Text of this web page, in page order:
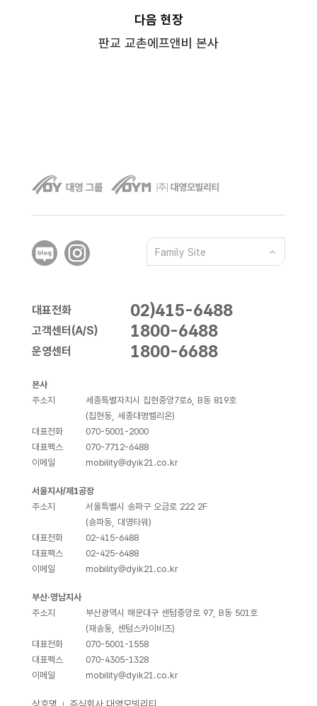
다음 현장
판교 교촌에프앤비 본사
Family Site
대표전화 02)415-6488
고객센터(A/S) 1800-6488
운영센터 1800-6688
본사
주소지
세종특별자치시 집현중앙7로6, B동 819호
(집현동, 세종대명벨리온)
대표전화
070-5001-2000
대표팩스
070-7712-6488
이메일
mobility@dyik21.co.kr
서울지사/제1공장
주소지
서울특별시 송파구 오금로 222 2F
(송파동, 대영타워)
대표전화
02-415-6488
대표팩스
02-425-6488
이메일
mobility@dyik21.co.kr
부산·영남지사
주소지
부산광역시 해운대구 센텀중앙로 97, B동 501호
(재송동, 센텀스카이비즈)
대표전화
070-5001-1558
대표팩스
070-4305-1328
이메일
mobility@dyik21.co.kr